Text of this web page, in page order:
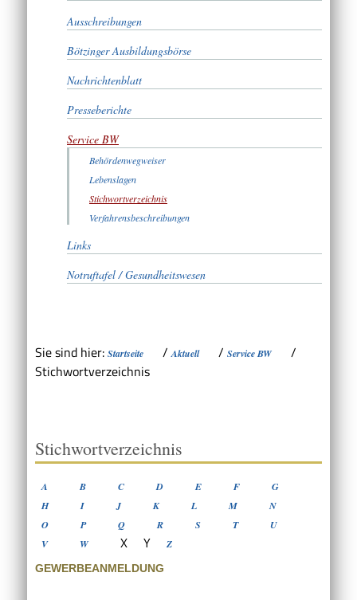
Ausschreibungen
Bötzinger Ausbildungsbörse
Nachrichtenblatt
Presseberichte
Service BW
Behördenwegweiser
Lebenslagen
Stichwortverzeichnis
Verfahrensbeschreibungen
Links
Notruftafel / Gesundheitswesen
Sie sind hier: Startseite /Aktuell / Service BW
/
Stichwortverzeichnis
Stichwortverzeichnis
A B C D E F
G
H
I J K L M
N
O
P Q R S T
U
V
W X Y Z
GEWERBEANMELDUNG